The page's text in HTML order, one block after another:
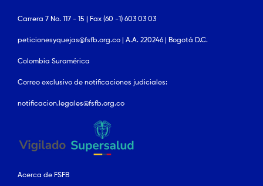
Carrera 7 No. 117 - 15 | Fax (60 -1) 603 03 03
peticionesyquejas@fsfb.org.co | A.A. 220246 | Bogotá D.C.
Colombia Suramérica
Correo exclusivo de notificaciones judiciales:
notificacion.legales@fsfb.org.co
Acerca de FSFB